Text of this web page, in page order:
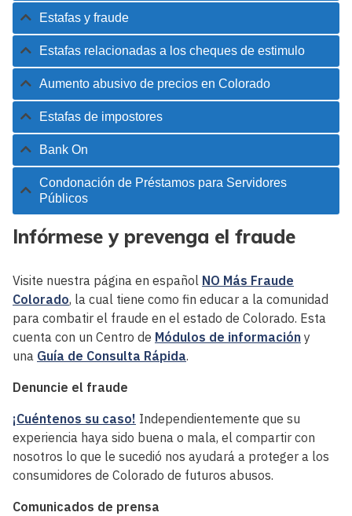
Estafas y fraude
Estafas relacionadas a los cheques de estimulo
Aumento abusivo de precios en Colorado
Estafas de impostores
Bank On
Condonación de Préstamos para Servidores
Públicos
Infórmese y prevenga el fraude
Visite nuestra página en español NO Más Fraude
Colorado, la cual tiene como fin educar a la comunidad
para combatir el fraude en el estado de Colorado. Esta
cuenta con un Centro de Módulos de información y
una Guía de Consulta Rápida.
Denuncie el fraude
¡Cuéntenos su caso! Independientemente que su
experiencia haya sido buena o mala, el compartir con
nosotros lo que le sucedió nos ayudará a proteger a los
consumidores de Colorado de futuros abusos.
Comunicados de prensa